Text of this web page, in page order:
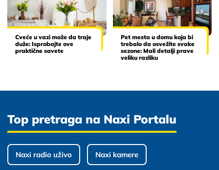
Cveće u vazi može da traje
duže: Isprobajte ove
praktične savete
Pet mesta u domu koja bi
trebalo da osvežite svake
sezone: Mali detalji prave
veliku razliku
Top pretraga na Naxi Portalu
Naxi radio uživo Naxi kamere